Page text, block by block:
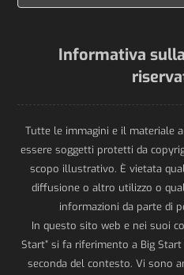
Informativa
Tutte le immagini e il materiale
essere soggetti protetti da
scopo illustrativo. È vietata
diffusione o altro utilizzo o
informazioni da parte di
In questo sito web e nei suoi
Start” si fa riferimento a Big
seconda del contesto. Vi sono